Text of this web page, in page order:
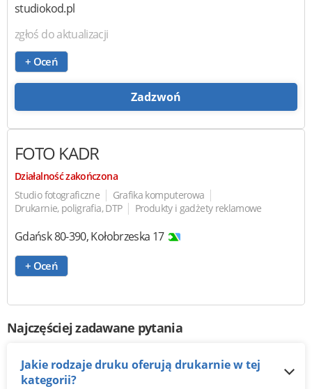
studiokod.pl
zgłoś do aktualizacji
+ Oceń
Zadzwoń
FOTO KADR
Działalność zakończona
Studio fotograficzne | Grafika komputerowa |
Drukarnie, poligrafia, DTP | Produkty i gadżety reklamowe
Gdańsk80-390,Kołobrzeska 17
+ Oceń
Najczęściej zadawane pytania
Jakie rodzaje druku oferują drukarnie w tej
kategorii?